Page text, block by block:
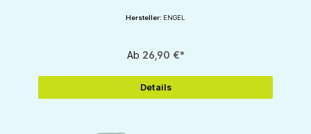
Hersteller: ENGEL
Ab 26,90 €*
Details